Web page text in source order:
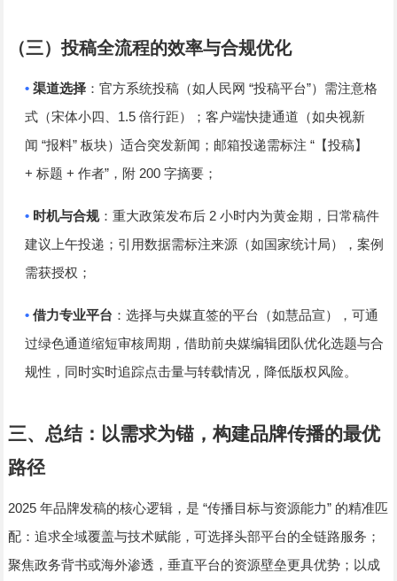
（三）投稿全流程的效率与合规优化
• 渠道选择：官方系统投稿（如人民网 “投稿平台”）需注意格
式（宋体小四、 1.5 倍行距）；客户端快捷通道（如央视新
闻 “报料” 板块）适合突发新闻；邮箱投递需标注 “【投稿】
+ 标题 + 作者”，附 200 字摘要；
• 时机与合规：重大政策发布后2 小时内为黄金期，日常稿件
建议上午投递；引用数据需标注来源（如国家统计局），案例
需获授权；
• 借力专业平台 ：选择与央媒直签的平台（如慧品宣），可通
过绿色通道缩短审核周期，借助前央媒编辑团队优化选题与合
规性，同时实时追踪点击量与转载情况，降低版权风险。
三、总结：以需求为锚，构建品牌传播的最优
路径
2025 年品牌发稿的核心逻辑，是 “传播目标与资源能力” 的精准匹
配：追求全域覆盖与技术赋能，可选择头部平台的全链路服务；
聚焦政务背书或海外渗透，垂直平台的资源壁垒更具优势；以成